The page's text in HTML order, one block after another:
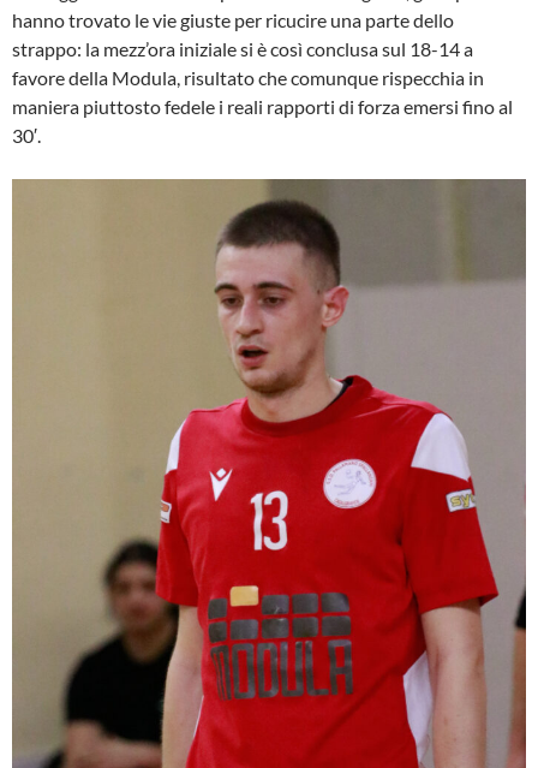
hanno trovato le vie giuste per ricucire una parte dello
strappo: la mezz’ora iniziale si è così conclusa sul 18-14 a
favore della Modula, risultato che comunque rispecchia in
maniera piuttosto fedele i reali rapporti di forza emersi fino al
30′.